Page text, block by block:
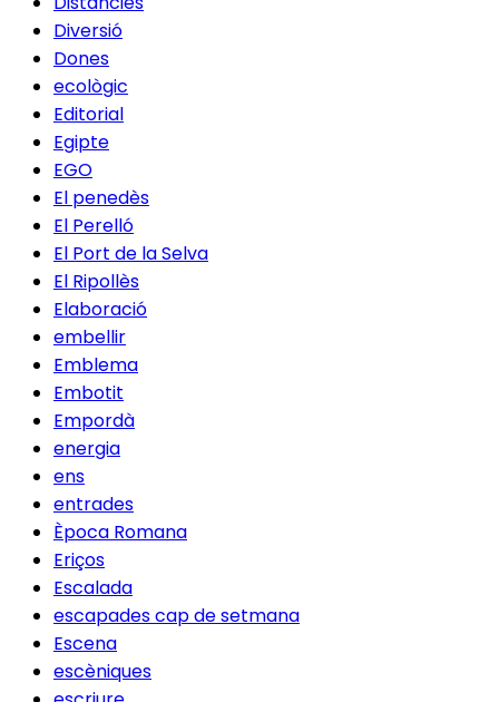
Diversió
Dones
ecològic
Editorial
Egipte
EGO
El penedès
El Perelló
El Port de la Selva
El Ripollès
Elaboració
embellir
Emblema
Embotit
Empordà
energia
ens
entrades
Època Romana
Eriços
Escalada
escapades cap de setmana
Escena
escèniques